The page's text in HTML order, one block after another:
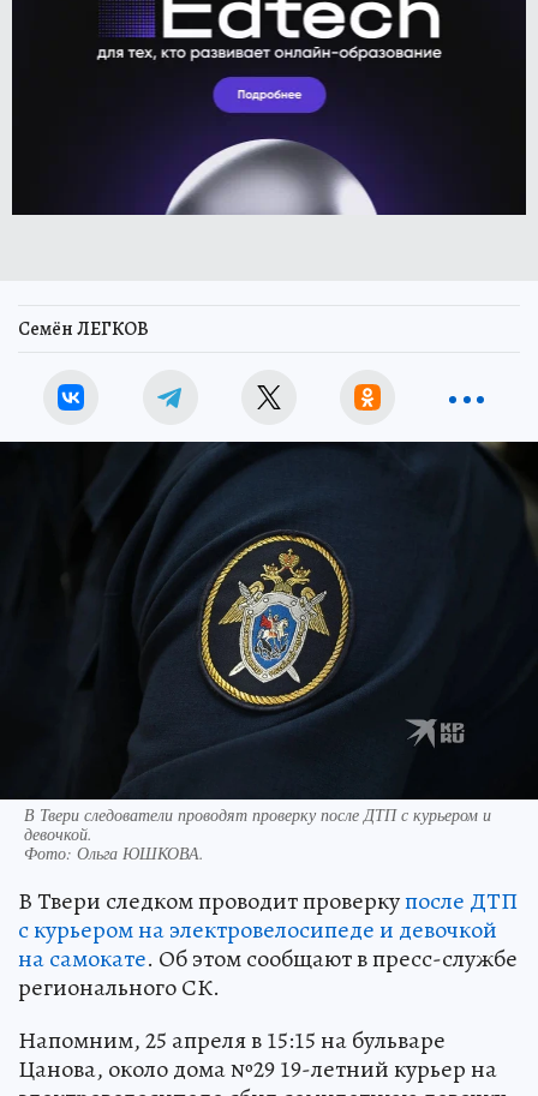
Семён ЛЕГКОВ
В Твери следователи проводят проверку после ДТП с курьером и
девочкой.
Фото: Ольга ЮШКОВА.
В Твери следком проводит проверкупосле ДТП
с курьером на электровелосипеде и девочкой
на самокате. Об этом сообщают в пресс-службе
регионального СК.
Напомним, 25 апреля в 15:15 на бульваре
Цанова, около дома №29 19-летний курьер на